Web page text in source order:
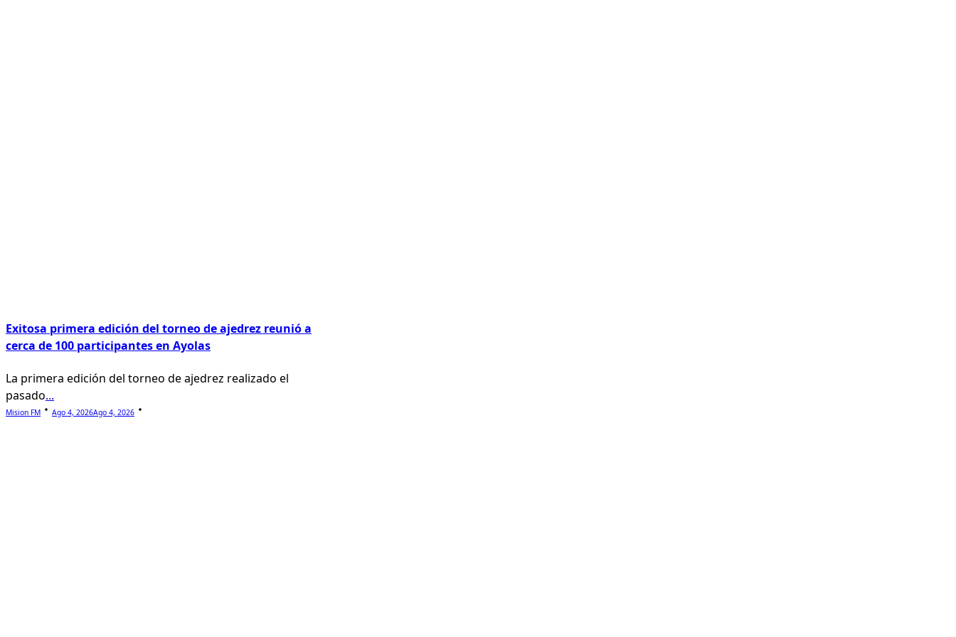
Exitosa primera edición del torneo de ajedrez reunió a
cerca de 100 participantes en Ayolas
La primera edición del torneo de ajedrez realizado el
pasado...
Mision FM Ago 4, 2026Ago 4, 2026